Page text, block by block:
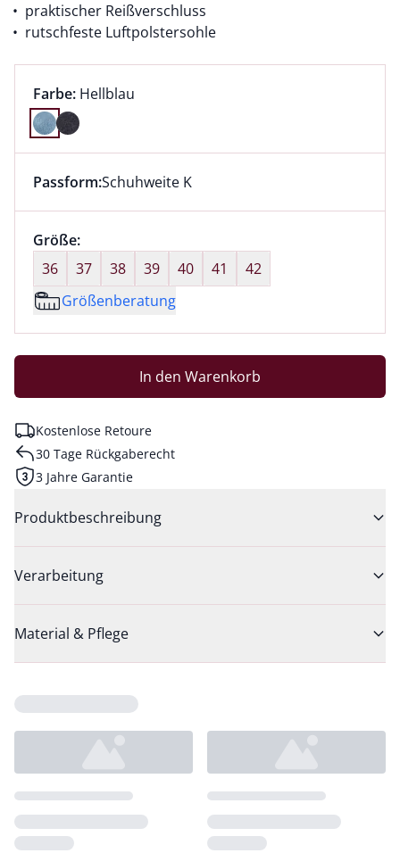
praktischer Reißverschluss
rutschfeste Luftpolstersohle
Farbauswahl:
Farbe: aktuell ausgewählt:
Hellblau
Farbe Hellblau ausgewählt
Dieser Artikel hat die Passform Schuhweite K. für
Passform:Schuhweite K
Größenauswahl:
Größe:nichts ausgewählt
36
37 38 39 40 41
42
Größenberatung
In den Warenkorb
Kostenlose Retoure
30 Tage Rückgaberecht
3 Jahre Garantie
Produktbeschreibung
Verarbeitung
Material & Pflege